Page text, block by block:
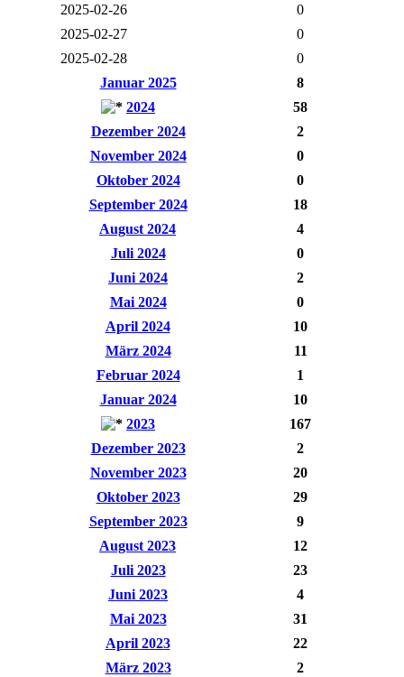
2025-02-26
0
2025-02-27
0
2025-02-28
0
Januar 2025
8
2024
58
Dezember 2024
2
November 2024
0
Oktober 2024
0
September 2024
18
August 2024
4
Juli 2024
0
Juni 2024
2
Mai 2024
0
April 2024
10
März 2024
11
Februar 2024
1
Januar 2024
10
2023
167
Dezember 2023
2
November 2023
20
Oktober 2023
29
September 2023
9
August 2023
12
Juli 2023
23
Juni 2023
4
Mai 2023
31
April 2023
22
März 2023
2